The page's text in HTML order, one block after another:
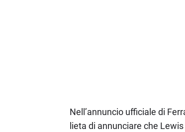
Nell’annuncio ufficiale di
lieta di annunciare che